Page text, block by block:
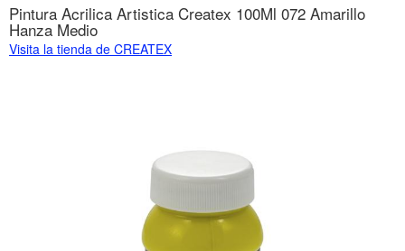
Pintura Acrilica Artistica Createx 100Ml 072 Amarillo
Hanza Medio
Visita la tienda de CREATEX